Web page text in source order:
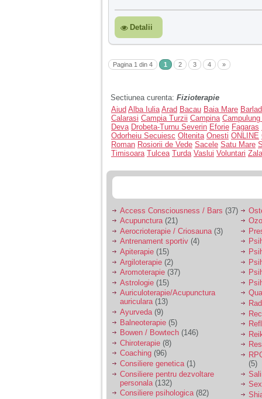
Detalii
Pagina 1 din 4 1 2 3 4 »
Sectiunea curenta: Fizioterapie
Aiud Alba Iulia Arad Bacau Baia Mare Barlad
Calarasi Campia Turzii Campina
Deva Drobeta-Turnu Severin Eforie Fagaras
Odorheiu Secuiesc Oltenita Onesti ONLINE
Roman Rosiorii de Vede Sacele Satu Mare
Timisoara Tulcea Turda Vaslui Voluntari
Access Consciousness / Bars (37)
Acupunctura(21)
Aerocrioterapie / Criosauna (3)
Antrenament sportiv (4)
Apiterapie (15)
Argiloterapie (2)
Aromoterapie (37)
Astrologie (15)
Auriculoterapie/Acupunctura
auriculara(13)
Ayurveda (9)
Balneoterapie (5)
Bowen / Bowtech (146)
Chiroterapie (8)
Coaching (96)
Consiliere genetica (1)
Consiliere pentru dezvoltare
personala (132)
Consiliere psihologica(82)
(5)